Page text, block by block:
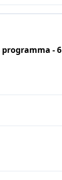
programma - 6